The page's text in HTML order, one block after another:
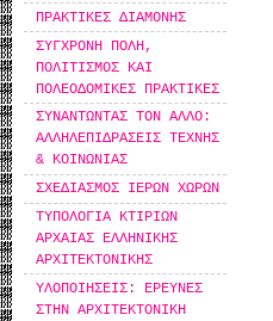
ΠΡΑΚΤΙΚΕΣ ΔΙΑΜΟΝΗΣ
ΣΥΓΧΡΟΝΗ ΠΟΛΗ,
ΠΟΛΙΤΙΣΜΟΣ ΚΑΙ
ΠΟΛΕΟΔΟΜΙΚΕΣ ΠΡΑΚΤΙΚΕΣ
ΣΥΝΑΝΤΩΝΤΑΣ ΤΟΝ ΑΛΛΟ:
ΑΛΛΗΛΕΠΙΔΡΑΣΕΙΣ ΤΕΧΝΗΣ
& ΚΟΙΝΩΝΙΑΣ
ΣΧΕΔΙΑΣΜΟΣ ΙΕΡΩΝ ΧΩΡΩΝ
ΤΥΠΟΛΟΓΙΑ ΚΤΙΡΙΩΝ
ΑΡΧΑΙΑΣ ΕΛΛΗΝΙΚΗΣ
ΑΡΧΙΤΕΚΤΟΝΙΚΗΣ
ΥΛΟΠΟΙΗΣΕΙΣ: ΕΡΕΥΝΕΣ
ΣΤΗΝ ΑΡΧΙΤΕΚΤΟΝΙΚΗ